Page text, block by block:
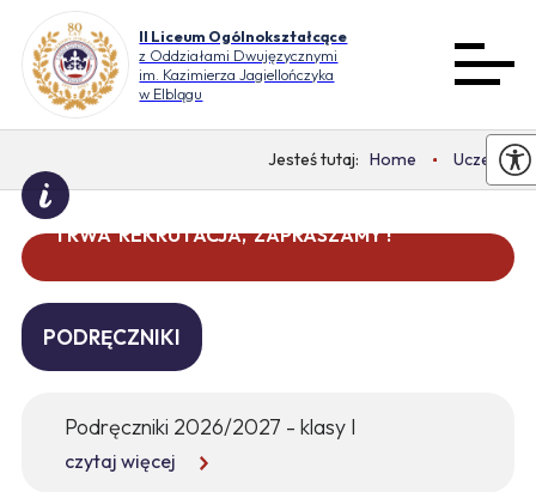
II Liceum Ogólnokształcące
z Oddziałami Dwujęzycznymi
im. Kazimierza Jagiellończyka
w Elblągu
Home Uczeń
TRWA REKRUTACJA, ZAPRASZAMY !
DO WAKACJI ZOSTAŁO 0 DNI
PODRĘCZNIKI
Podręczniki 2026/2027 - klasy I
czytaj więcej